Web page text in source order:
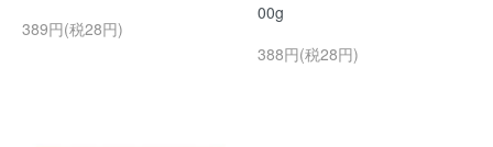
389円(税28円)
00g
388円(税28円)